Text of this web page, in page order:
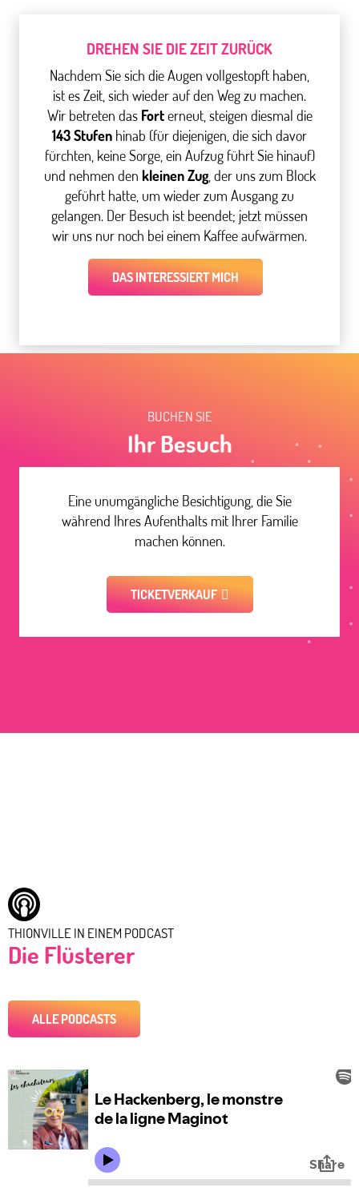
DREHEN SIE DIE ZEIT ZURÜCK
Nachdem Sie sich die Augen vollgestopft haben,
ist es Zeit, sich wieder auf den Weg zu machen.
Wir betreten das Forterneut, steigen diesmal die
143 Stufen hinab (für diejenigen, die sich davor
fürchten, keine Sorge, ein Aufzug führt Sie hinauf)
und nehmen den kleinen Zug, der uns zum Block
geführt hatte, um wieder zum Ausgang zu
gelangen. Der Besuch ist beendet; jetzt müssen
wir uns nur noch bei einem Kaffee aufwärmen.
DAS INTERESSIERT MICH
BUCHEN SIE
Ihr Besuch
Eine unumgängliche Besichtigung, die Sie
während Ihres Aufenthalts mit Ihrer Familie
machen können.
TICKETVERKAUF
THIONVILLE IN EINEM PODCAST
Die Flüsterer
ALLE PODCASTS